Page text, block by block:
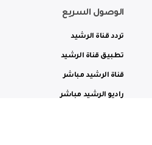
الوصول السريع
تردد قناة الرشيد
تطبيق قناة الرشيد
قناة الرشيد مباشر
راديو الرشيد مباشر